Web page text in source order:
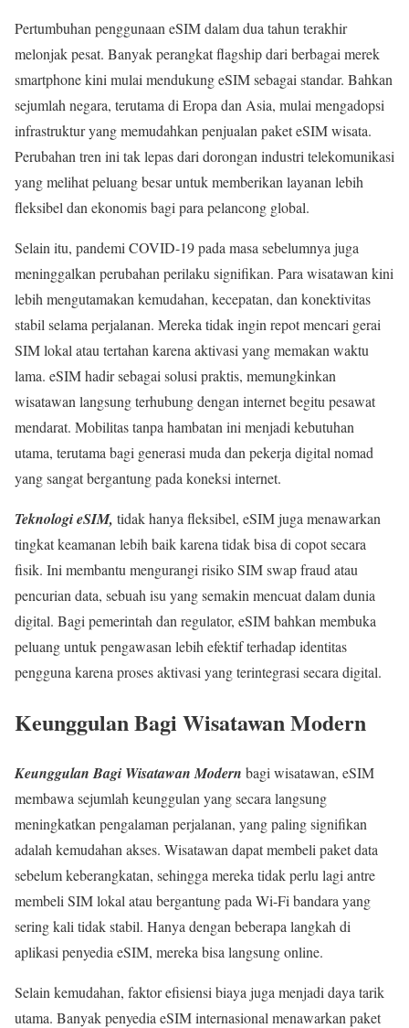
Pertumbuhan penggunaan eSIM dalam dua tahun terakhir
melonjak pesat. Banyak perangkat flagship dari berbagai merek
smartphone kini mulai mendukung eSIM sebagai standar. Bahkan
sejumlah negara, terutama di Eropa dan Asia, mulai mengadopsi
infrastruktur yang memudahkan penjualan paket eSIM wisata.
Perubahan tren ini tak lepas dari dorongan industri telekomunikasi
yang melihat peluang besar untuk memberikan layanan lebih
fleksibel dan ekonomis bagi para pelancong global.
Selain itu, pandemi COVID-19 pada masa sebelumnya juga
meninggalkan perubahan perilaku signifikan. Para wisatawan kini
lebih mengutamakan kemudahan, kecepatan, dan konektivitas
stabil selama perjalanan. Mereka tidak ingin repot mencari gerai
SIM lokal atau tertahan karena aktivasi yang memakan waktu
lama. eSIM hadir sebagai solusi praktis, memungkinkan
wisatawan langsung terhubung dengan internet begitu pesawat
mendarat. Mobilitas tanpa hambatan ini menjadi kebutuhan
utama, terutama bagi generasi muda dan pekerja digital nomad
yang sangat bergantung pada koneksi internet.
Teknologi eSIM, tidak hanya fleksibel, eSIM juga menawarkan
tingkat keamanan lebih baik karena tidak bisa di copot secara
fisik. Ini membantu mengurangi risiko SIM swap fraud atau
pencurian data, sebuah isu yang semakin mencuat dalam dunia
digital. Bagi pemerintah dan regulator, eSIM bahkan membuka
peluang untuk pengawasan lebih efektif terhadap identitas
pengguna karena proses aktivasi yang terintegrasi secara digital.
Keunggulan Bagi Wisatawan Modern
Keunggulan Bagi Wisatawan Modern bagi wisatawan, eSIM
membawa sejumlah keunggulan yang secara langsung
meningkatkan pengalaman perjalanan, yang paling signifikan
adalah kemudahan akses. Wisatawan dapat membeli paket data
sebelum keberangkatan, sehingga mereka tidak perlu lagi antre
membeli SIM lokal atau bergantung pada Wi-Fi bandara yang
sering kali tidak stabil. Hanya dengan beberapa langkah di
aplikasi penyedia eSIM, mereka bisa langsung online.
Selain kemudahan, faktor efisiensi biaya juga menjadi daya tarik
utama. Banyak penyedia eSIM internasional menawarkan paket